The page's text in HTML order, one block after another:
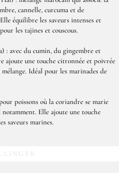
cannelle, curcuma et de
équilibre les saveurs intenses et
les tajines et couscous.
: avec du cumin, du gingembre et
ajoute une touche citronnée et poivrée
Idéal pour les marinades de
poissons où la coriandre se marie
Elle ajoute une touche
saveurs marines.